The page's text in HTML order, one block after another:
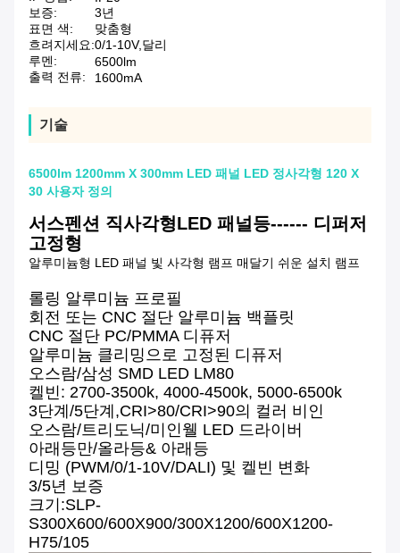
보증:
3년
표면 색:
맞춤형
흐려지세요:0/1-10V,달리
루멘:
6500lm
출력 전류:
1600mA
기술
6500lm 1200mm X 300mm LED 패널 LED 정사각형 120 X
30 사용자 정의
서스펜션 직사각형LED 패널등------ 디퍼저
고정형
알루미늄형 LED 패널 빛 사각형 램프 매달기 쉬운 설치 램프
롤링 알루미늄 프로필
회전 또는 CNC 절단 알루미늄 백플릿
CNC 절단 PC/PMMA 디퓨저
알루미늄 클리밍으로 고정된 디퓨저
오스람/삼성 SMD LED LM80
켈빈: 2700-3500k, 4000-4500k, 5000-6500k
3단계/5단계,CRI>80/CRI>90의 컬러 비인
오스람/트리도닉/미인웰 LED 드라이버
아래등만/올라등& 아래등
디밍 (PWM/0/1-10V/DALI) 및 켈빈 변화
3/5년 보증
크기:SLP-
S300X600/600X900/300X1200/600X1200-
H75/105